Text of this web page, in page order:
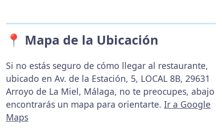
📍 Mapa de la Ubicación
Si no estás seguro de cómo llegar al restaurante,
ubicado en Av. de la Estación, 5, LOCAL 8B, 29631
Arroyo de La Miel, Málaga, no te preocupes, abajo
encontrarás un mapa para orientarte. Ir a Google
Maps